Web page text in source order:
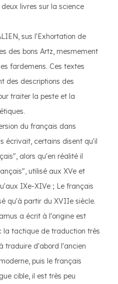
livres sur la science
sus l'Exhortation de
des bons Artz, mesmement
fardemens. Ces textes
des descriptions des
traiter la peste et la
du français dans
écrivait, certains disent qu'il
alors qu'en réalité il
utilisé aux XVe et
IXe-XIVe ; Le français
qu'à partir du XVIIe siècle.
a écrit à l'origine est
la tactique de traduction très
traduire d'abord l'ancien
puis le français
cible, il est très peu